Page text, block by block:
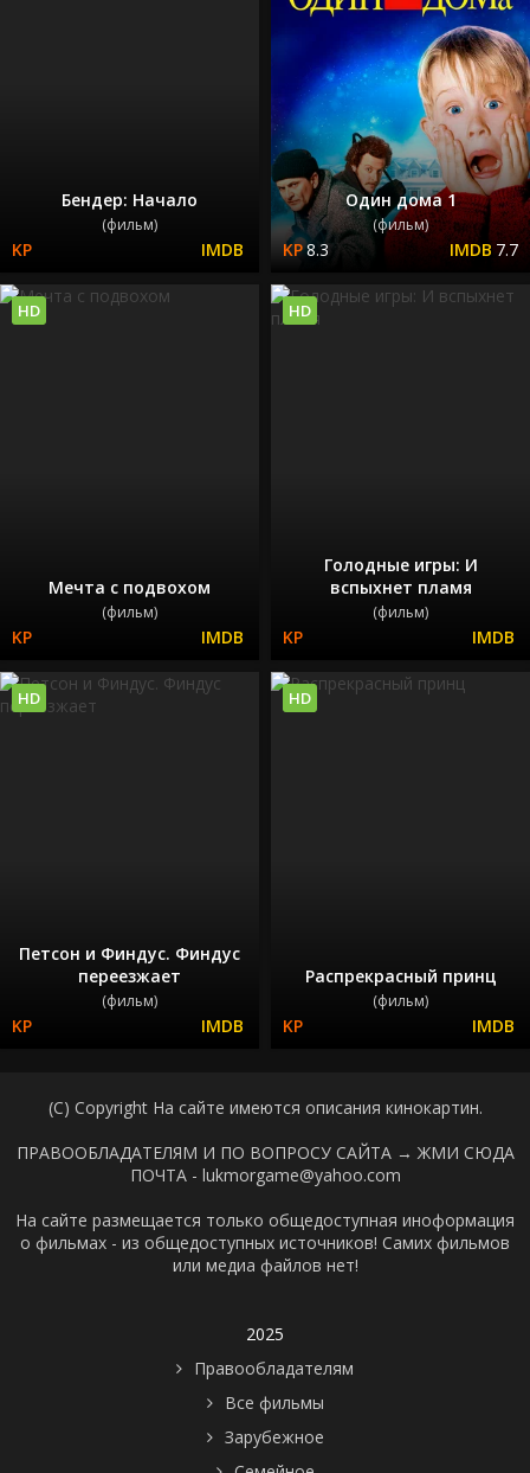
Бендер: Начало
(фильм)
Один дома 1
(фильм)
8.3 7.7
Мечта с подвохом
(фильм)
HD
Голодные игры: И
вспыхнет пламя
(фильм)
HD
Петсон и Финдус. Финдус
переезжает
(фильм)
HD
Распрекрасный принц
(фильм)
HD
(C) Copyright На сайте имеются описания кинокартин.
ПРАВООБЛАДАТЕЛЯМ И ПО ВОПРОСУ САЙТА → ЖМИ СЮДА
ПОЧТА - lukmorgame@yahoo.com
На сайте размещается только общедоступная иноформация
о фильмах - из общедоступных источников! Самих фильмов
или медиа файлов нет!
2025
Правообладателям
Все фильмы
Зарубежное